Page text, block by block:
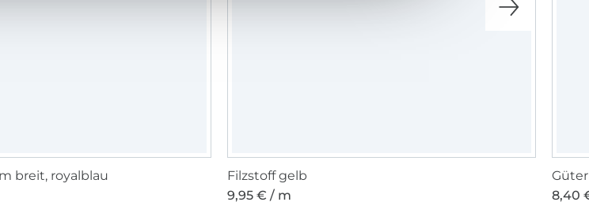
breit, royalblau
Filzstoff gelb
9,95 € / m
8,40